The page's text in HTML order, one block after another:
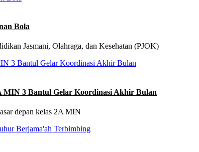
Bola
Jasmani, Olahraga, dan Kesehatan (PJOK)
MIN 3 Bantul Gelar Koordinasi Akhir Bulan
depan kelas 2A MIN